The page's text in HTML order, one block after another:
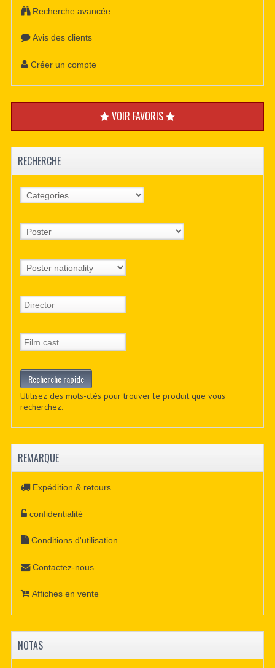
Recherche avancée
Avis des clients
Créer un compte
VOIR FAVORIS
RECHERCHE
Utilisez des mots-clés pour trouver le produit que vous
recherchez.
REMARQUE
Expédition & retours
confidentialité
Conditions d'utilisation
Contactez-nous
Affiches en vente
NOTAS